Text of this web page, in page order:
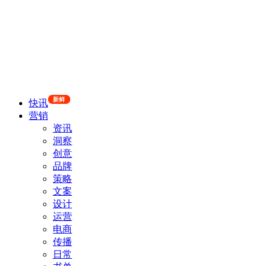
快讯 新鲜
营销
资讯
洞察
创意
品牌
策略
文案
设计
运营
电商
传播
日常